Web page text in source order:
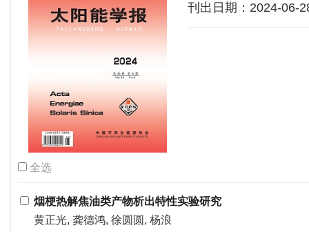
刊出日期：2024-06-
全选
烟梗热解焦油类产物析出特性实验研究
黄正光, 龚德鸿, 徐圆圆, 杨浪